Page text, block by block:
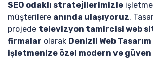
SEO odaklı stratejilerimizle
müşterilere anında ulaşıyoruz.
projede televizyon tamircisi web
firmalar olarak Denizli Web Tasarım
işletmenize özel modern ve